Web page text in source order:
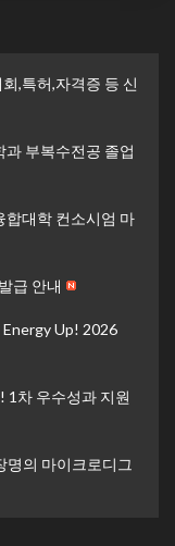
,특허,자격증 등 신
과 부복수전공 졸업
합대학 컨소시엄 마
급 안내
Up! 2026
1차 우수성과 지원
명의 마이크로디그